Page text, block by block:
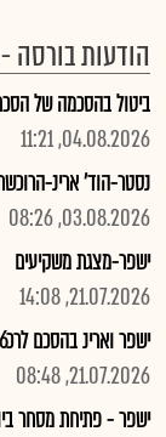
הודעות בורסה
ביטול בהסכמה של הסכם
04.08.2026, 11:21
נסטר-הוד' ארינ-
03.08.2026, 08:26
ישפר-מצגת משקיעים
21.07.2026, 14:08
ישפר וארינ בהסכם לרכ%26 מנ' גיסי מנורסטאר ישראל בכ660מ'ש...
21.07.2026, 08:48
ישפר - פתיחת מסחר ביום 8.12.25 -